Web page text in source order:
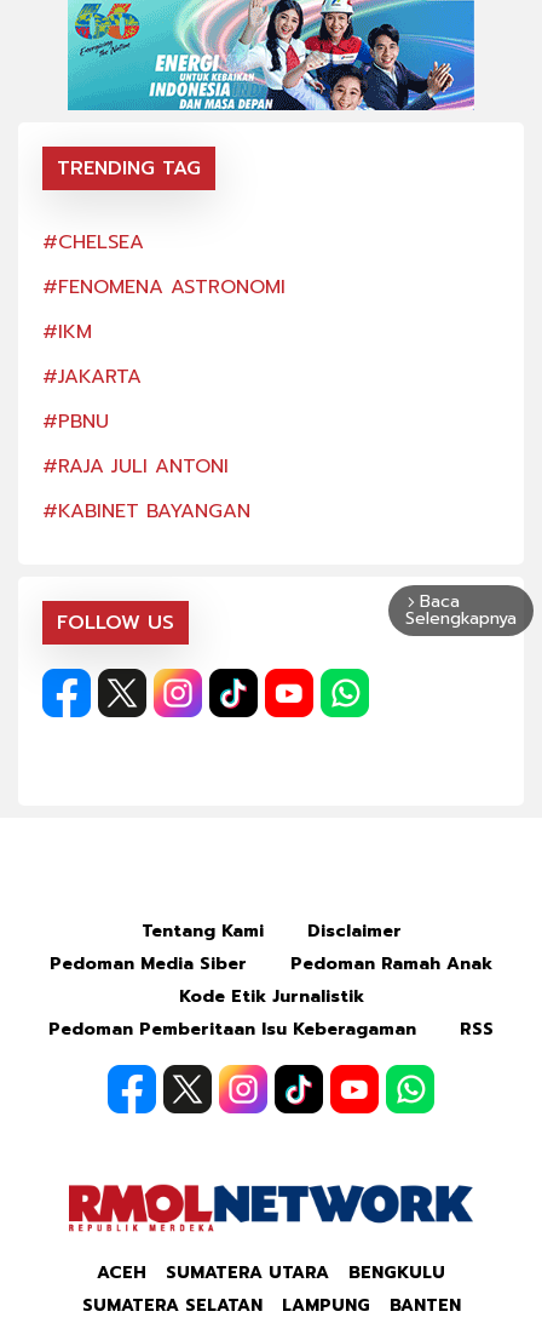
TRENDING TAG
#CHELSEA
#FENOMENA ASTRONOMI
#IKM
#JAKARTA
#PBNU
#RAJA JULI ANTONI
#KABINET BAYANGAN
FOLLOW US
arrow_forward_ios Baca
Selengkapnya
Tentang Kami
Disclaimer
Pedoman Media Siber
Pedoman Ramah Anak
Kode Etik Jurnalistik
Pedoman Pemberitaan Isu Keberagaman
RSS
ACEH SUMATERA UTARA
BENGKULU
SUMATERA SELATAN
LAMPUNG
BANTEN